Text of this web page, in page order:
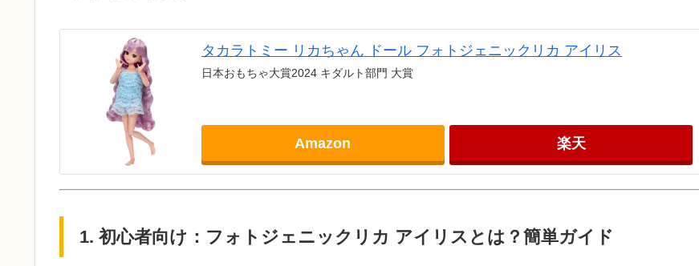
タカラトミー リカちゃん ドール フォトジェニックリカ アイリス
日本おもちゃ大賞2024 キダルト部門 大賞
Amazon 楽天
1. 初心者向け：フォトジェニックリカ アイリスとは？簡単ガイド